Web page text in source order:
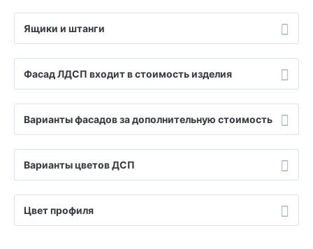
Ящики и штанги
Фасад ЛДСП входит в стоимость изделия
Варианты фасадов за дополнительную стоимость
Варианты цветов ДСП
Цвет профиля